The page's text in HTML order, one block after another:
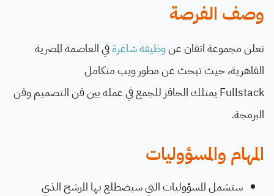
وصف الفرصة
تعلن مجموعة اتقان عنوظيفة شاغرةفي العاصمة المصرية
القاهرية، حيث تبحث عن مطور ويب متكامل
Fullstack يمتلك الحافز للجمع في عمله بين فن التصميم وفن
البرمجة.
المهام والمسؤوليات
ستشمل المسؤوليات التي سيضطلع بها المرشح الذي